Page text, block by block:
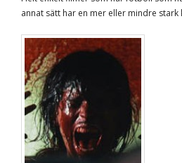
annat sätt har en mer eller mindre